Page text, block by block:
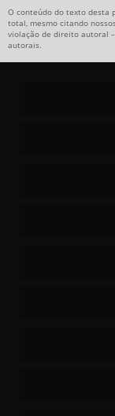
ALIMENTAÇÃO PARA
ALIMENTAÇÃO PARA
CONTRATO DE
EMPRESA DE
EMPRESAS
O conteúdo do texto desta
total, mesmo citando
violação de direito autoral
autorais.